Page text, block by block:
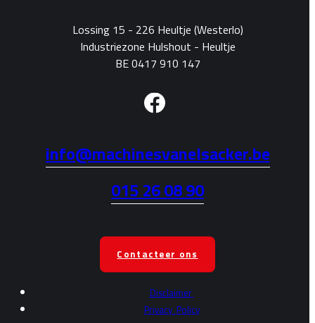
Lossing 15 - 226 Heultje (Westerlo)
Industriezone Hulshout - Heultje
BE 0417 910 147
info@machinesvanelsacker.be
015 26 08 90
Contacteer ons
Disclaimer
Privacy Policy